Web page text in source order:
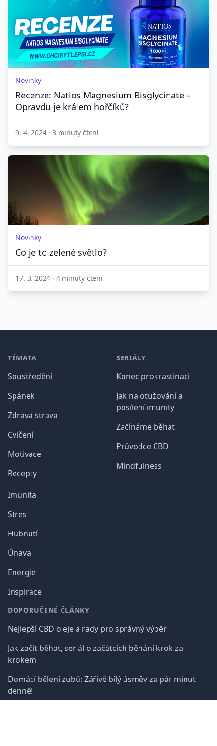
Novinky
Recenze: Natios Magnesium Bisglycinate –
Opravdu je králem hořčíků?
9. 4. 2024 · 3 minuty čtení
Novinky
Co je to zelené světlo?
17. 3. 2024 · 4 minuty čtení
TÉMATA
Soustředění
Spánek
Zdravá strava
Cvičení
Motivace
Recepty
Imunita
Stres
Hubnutí
Únava
Energie
Inspirace
SERIÁLY
Konec prokrastinaci
Jak na otužování a
posílení imunity
Začínáme běhat
Průvodce CBD
Mindfulness
DOPORUČENÉ ČLÁNKY
Nejlepší CBD oleje a rady pro správný výběr
Jak začít běhat, seriál o začátcích běhání krok za
krokem
Domácí bělení zubů: Zářivě bílý úsměv za pár minut
denně!